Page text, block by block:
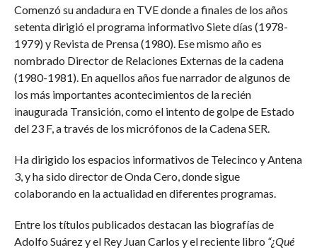
Comenzó su andadura en TVE donde a finales de los años
setenta dirigió el programa informativo Siete días (1978-
1979) y Revista de Prensa (1980). Ese mismo año es
nombrado Director de Relaciones Externas de la cadena
(1980-1981). En aquellos años fue narrador de algunos de
los más importantes acontecimientos de la recién
inaugurada Transición, como el intento de golpe de Estado
del 23 F, a través de los micrófonos de la Cadena SER.
Ha dirigido los espacios informativos de Telecinco y Antena
3, y ha sido director de Onda Cero, donde sigue
colaborando en la actualidad en diferentes programas.
Entre los títulos publicados destacan las biografías de
Adolfo Suárez y el Rey Juan Carlos y el reciente libro “¿Qué